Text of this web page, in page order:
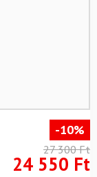
-10%
27 300Ft
24 550 Ft